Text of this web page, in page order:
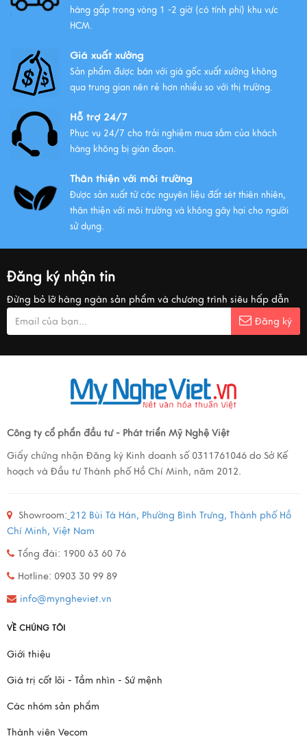
hàng gấp trong vòng 1 -2 giờ (có tính phí) khu vực
HCM.
Giá xuất xưởng
Sản phẩm được bán với giá gốc xuất xưởng không
qua trung gian nên rẻ hơn nhiều so với thị trường.
Hỗ trợ 24/7
Phục vụ 24/7 cho trải nghiệm mua sắm của khách
hàng không bị gián đoạn.
Thân thiện với môi trường
Được sản xuất từ các nguyên liệu đất sét thiên nhiên,
thân thiện với môi trường và không gây hại cho người
sử dụng.
Đăng ký nhận tin
Đừng bỏ lỡ hàng ngàn sản phẩm và chương trình siêu hấp dẫn
Đăng ký
Công ty cổ phẩn đầu tư - Phát triển Mỹ Nghệ Việt
Giấy chứng nhận Đăng ký Kinh doanh số 0311761046 do Sở Kế
hoạch và Đầu tư Thành phố Hồ Chí Minh, năm 2012.
Showroom: 212 Bùi Tá Hán, Phường Bình Trưng, Thành phố Hồ
Chí Minh, Việt Nam
Tổng đài: 1900 63 60 76
Hotline: 0903 30 99 89
info@myngheviet.vn
VỀ CHÚNG TÔI
Giới thiệu
Giá trị cốt lõi - Tầm nhìn - Sứ mệnh
Các nhóm sản phẩm
Thành viên Vecom